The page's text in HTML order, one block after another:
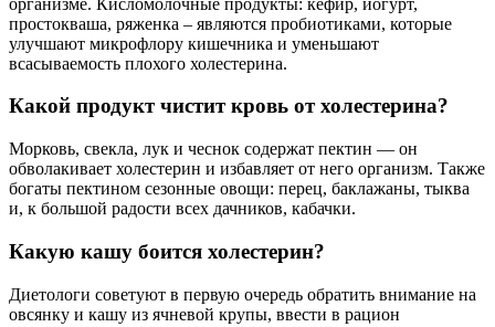
простокваша, ряженка – являются пробиотиками, которые
улучшают микрофлору кишечника и уменьшают
всасываемость плохого холестерина.
Какой продукт чистит кровь от холестерина?
Морковь, свекла, лук и чеснок содержат пектин — он
обволакивает холестерин и избавляет от него организм. Также
богаты пектином сезонные овощи: перец, баклажаны, тыква
и, к большой радости всех дачников, кабачки.
Какую кашу боится холестерин?
Диетологи советуют в первую очередь обратить внимание на
овсянку и кашу из ячневой крупы, ввести в рацион